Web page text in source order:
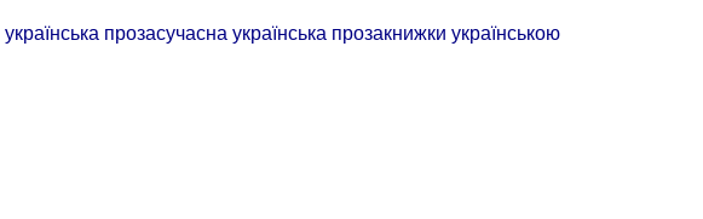
українська прозасучасна українська прозакнижки українською